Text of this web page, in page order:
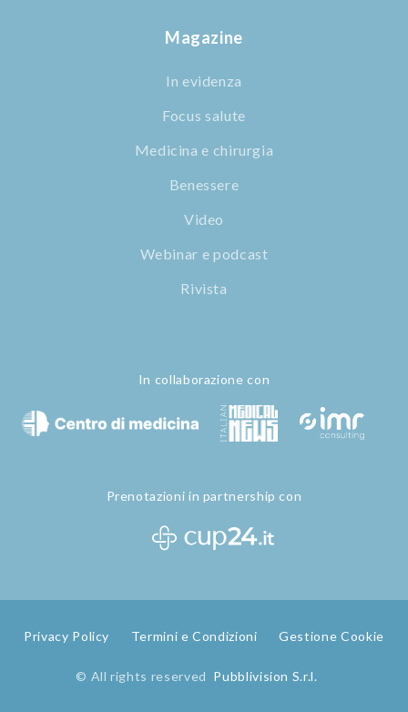
Magazine
In evidenza
Focus salute
Medicina e chirurgia
Benessere
Video
Webinar e podcast
Rivista
In collaborazione con
Prenotazioni in partnership con
Privacy Policy Termini e Condizioni Gestione Cookie
© All rights reserved Pubblivision S.r.l.